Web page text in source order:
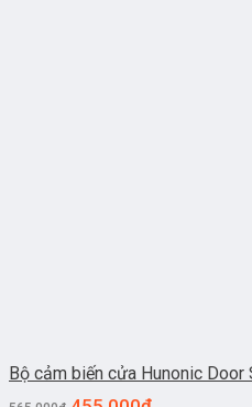
Bộ cảm biến cửa Hunonic Door